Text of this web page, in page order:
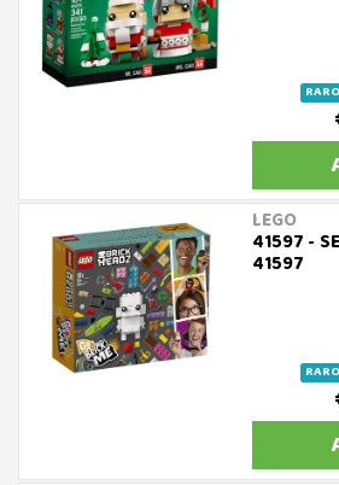
LEGO
41597 -
41597